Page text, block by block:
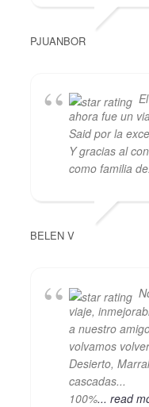
PJUANBOR
ahora fue un
Said por la
Y gracias al
como familia de
BELEN V
viaje,
a nuestro
volvamos
Desierto,
cascadas...
100%... read